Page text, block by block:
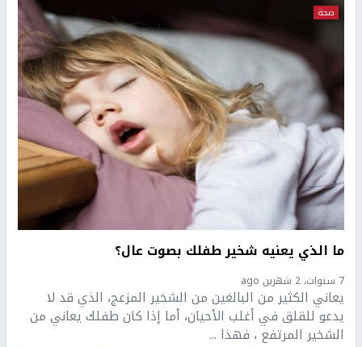
صحة
ما الذي يعنيه شخير طفلك بصوت عال؟
7 سنوات، 2 شهرين ago
يعاني الكثير من البالغين من الشخير المزعج، الذي قد لا
يدعو للقلق في أغلب الأحيان، أما إذا كان طفلك يعاني من
الشخير المرتفع ، فهذا ...